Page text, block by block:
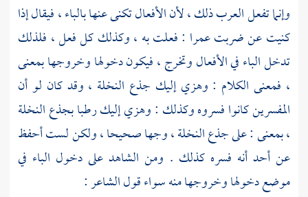
وإنما تفعل العرب ذلك ، لأن الأفعال تكنى عنها بالباء ، فيقال إذا
كنيت عن ضربت عمرا : فعلت به ، وكذلك كل فعل ، فلذلك
تدخل الباء في الأفعال وتخرج ، فيكون دخولها وخروجها بمعنى
، فمعنى الكلام : وهزي إليك جذع النخلة ، وقد كان لو أن
المفسرين كانوا فسروه وكذلك : وهزي إليك رطبا بجذع النخلة
، بمعنى : على جذع النخلة ، وجها صحيحا ، ولكن لست أحفظ
عن أحد أنه فسره كذلك . ومن الشاهد على دخول الباء في
موضع دخولها وخروجها منه سواء قول الشاعر :